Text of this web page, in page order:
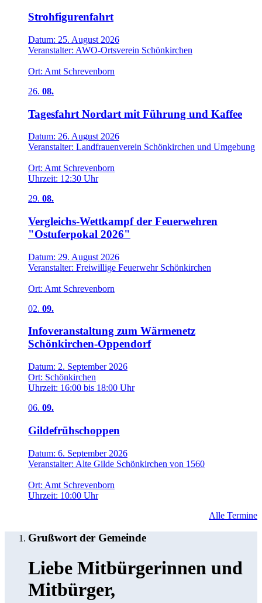
Strohfigurenfahrt
Datum: 25. August 2026
Veranstalter: AWO-Ortsverein Schönkirchen
Ort: Amt Schrevenborn
26. 08.
Tagesfahrt Nordart mit Führung und Kaffee
Datum: 26. August 2026
Veranstalter: Landfrauenverein Schönkirchen und Umgebung
Ort: Amt Schrevenborn
Uhrzeit: 12:30 Uhr
29. 08.
Vergleichs-Wettkampf der Feuerwehren
"Ostuferpokal 2026"
Datum: 29. August 2026
Veranstalter: Freiwillige Feuerwehr Schönkirchen
Ort: Amt Schrevenborn
02. 09.
Infoveranstaltung zum Wärmenetz
Schönkirchen-Oppendorf
Datum: 2. September 2026
Ort: Schönkirchen
Uhrzeit: 16:00 bis 18:00 Uhr
06. 09.
Gildefrühschoppen
Datum: 6. September 2026
Veranstalter: Alte Gilde Schönkirchen von 1560
Ort: Amt Schrevenborn
Uhrzeit: 10:00 Uhr
Alle Termine
Grußwort der Gemeinde
Liebe Mitbürgerinnen und
Mitbürger,